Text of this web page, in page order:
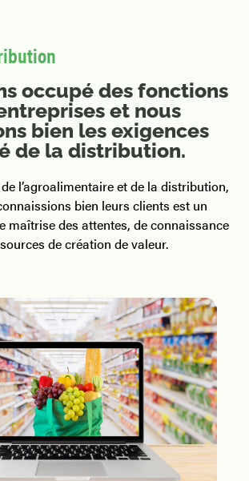
occupé des fonctions
et nous
bien les exigences
de la distribution.
l’agroalimentaire et de la distribution,
bien leurs clients est un
maîtrise des attentes, de connaissance
de création de valeur.